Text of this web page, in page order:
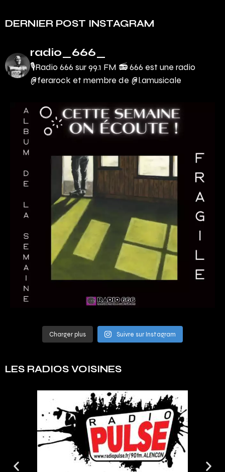
DERNIER POST INSTAGRAM
radio_666_
🎙Radio 666 sur 99.1 FM 📻666 est une radio
@ferarock et membre de @l.amusicale
Charger plus Suivre sur Instagram
LES RADIOS VOISINES